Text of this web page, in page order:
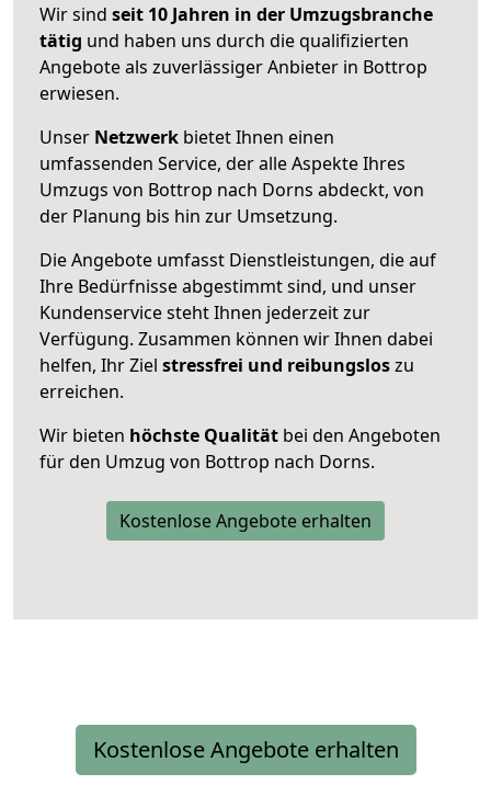
Wir sind seit 10 Jahren in der Umzugsbranche
tätig und haben uns durch die qualifizierten
Angebote als zuverlässiger Anbieter in Bottrop
erwiesen.
Unser Netzwerk bietet Ihnen einen
umfassenden Service, der alle Aspekte Ihres
Umzugs von Bottrop nach Dorns abdeckt, von
der Planung bis hin zur Umsetzung.
Die Angebote umfasst Dienstleistungen, die auf
Ihre Bedürfnisse abgestimmt sind, und unser
Kundenservice steht Ihnen jederzeit zur
Verfügung. Zusammen können wir Ihnen dabei
helfen, Ihr Ziel stressfrei und reibungsloszu
erreichen.
Wir bieten höchste Qualität bei den Angeboten
für den Umzug von Bottrop nach Dorns.
Kostenlose Angebote erhalten
Kostenlose Angebote erhalten